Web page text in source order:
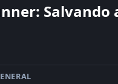
Salvando